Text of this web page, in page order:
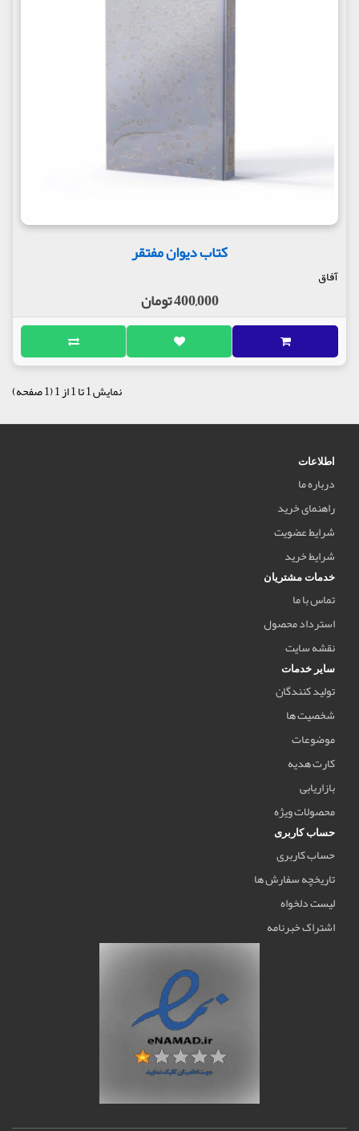
کتاب دیوان مفتقر
آفاق
400,000 تومان
نمایش 1 تا 1 از 1 (1 صفحه)
اطلاعات
درباره ما
راهنمای خرید
شرایط عضویت
شرایط خرید
خدمات مشتریان
تماس با ما
استرداد محصول
نقشه سایت
سایر خدمات
تولید کنندگان
شخصیت ها
موضوعات
کارت هدیه
بازاریابی
محصولات ویژه
حساب کاربری
حساب کاربری
تاریخچه سفارش ها
لیست دلخواه
اشتراک خبرنامه